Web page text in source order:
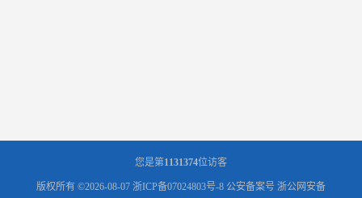
您是第1131374位访客
版权所有 ©2026-08-07 浙ICP备07024803号-8 公安备案号 浙公网安备